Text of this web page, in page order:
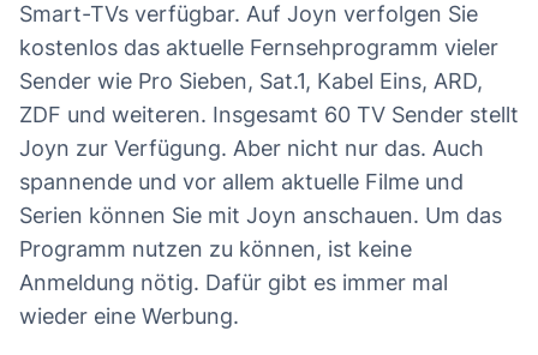
Smart-TVs verfügbar. Auf Joyn verfolgen Sie
kostenlos das aktuelle Fernsehprogramm vieler
Sender wie Pro Sieben, Sat.1, Kabel Eins, ARD,
ZDF und weiteren. Insgesamt 60 TV Sender stellt
Joyn zur Verfügung. Aber nicht nur das. Auch
spannende und vor allem aktuelle Filme und
Serien können Sie mit Joyn anschauen. Um das
Programm nutzen zu können, ist keine
Anmeldung nötig. Dafür gibt es immer mal
wieder eine Werbung.